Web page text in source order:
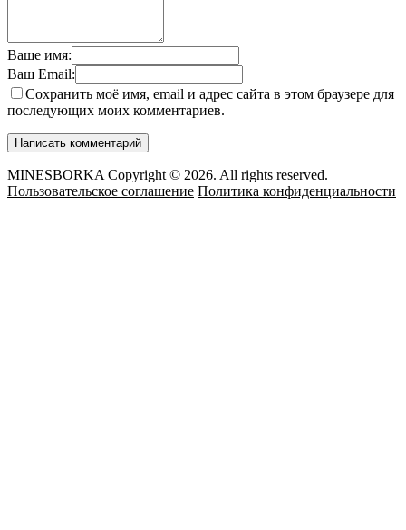
Ваше имя:
Ваш Email:
Сохранить моё имя, email и адрес сайта в этом браузере для
последующих моих комментариев.
MINESBORKA Copyright © 2026. All rights reserved.
Пользовательское соглашение Политика конфиденциальности